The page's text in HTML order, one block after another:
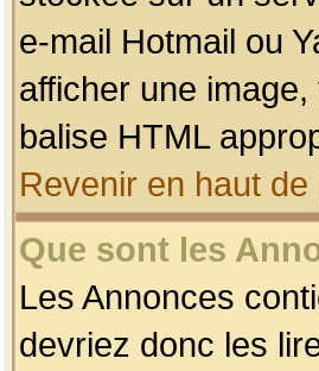
e-mail Hotmail ou
afficher une
balise HTML
Revenir en haut de
Que sont les
Les Annonces
devriez donc les